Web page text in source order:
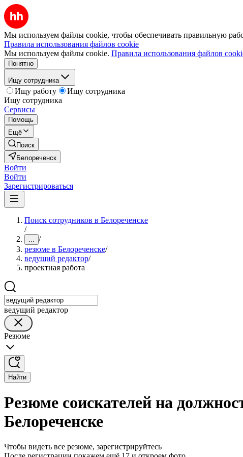
Мы используем файлы cookie, чтобы обеспечивать правильную
Правила использования файлов cookie
Мы используем файлы cookie. Правила использования файлов
Понятно
Ищу сотрудника
Ищу работу
Ищу сотрудника
Ищу сотрудника
Сервисы
Помощь
Ещё
Поиск
Белореченск
Войти
Войти
Зарегистрироваться
Поиск сотрудников в Белореченске
/
... /
резюме в Белореченске/
ведущий редактор/
проектная работа
ведущий редактор
Резюме
Найти
Резюме соискателей на
Белореченске
Чтобы видеть все резюме, зарегистрируйтесь